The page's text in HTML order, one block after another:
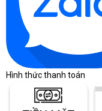
Hình thức thanh toán